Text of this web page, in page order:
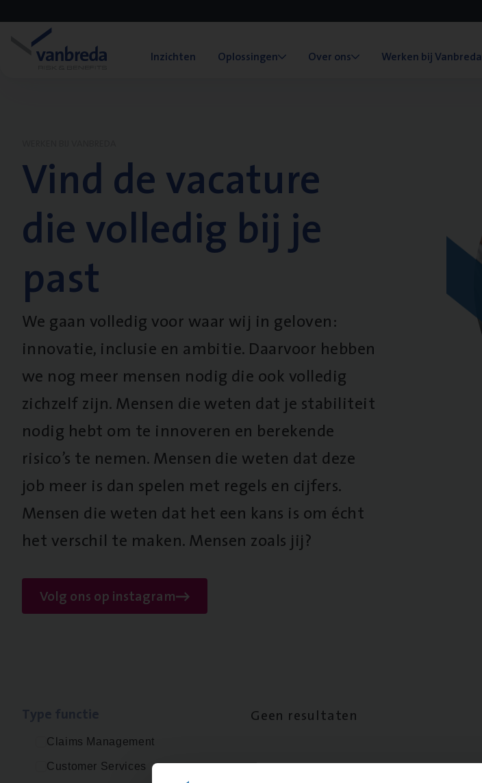
Inzichten Oplossingen Over ons Werken bij Vanbreda
Vind de vacature
die volledig bij je
past
We gaan volledig voor waar wij in geloven:
innovatie, inclusie en ambitie. Daarvoor hebben
we nog meer mensen nodig die ook volledig
zichzelf zijn. Mensen die weten dat je stabiliteit
nodig hebt om te innoveren en berekende
risico’s te nemen. Mensen die weten dat deze
job meer is dan spelen met regels en cijfers.
Mensen die weten dat het een kans is om écht
het verschil te maken. Mensen zoals jij?
Volg ons op instagram
Claims Management
Customer Services
Geen resultaten